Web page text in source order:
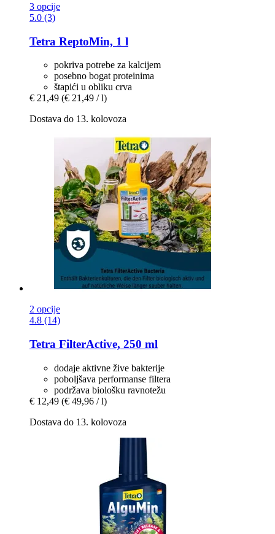
3 opcije
5.0 (3)
Tetra ReptoMin, 1 l
pokriva potrebe za kalcijem
posebno bogat proteinima
štapići u obliku crva
€ 21,49 (€ 21,49 / l)
Dostava do 13. kolovoza
2 opcije
4.8 (14)
Tetra FilterActive, 250 ml
dodaje aktivne žive bakterije
poboljšava performanse filtera
podržava biološku ravnotežu
€ 12,49 (€ 49,96 / l)
Dostava do 13. kolovoza